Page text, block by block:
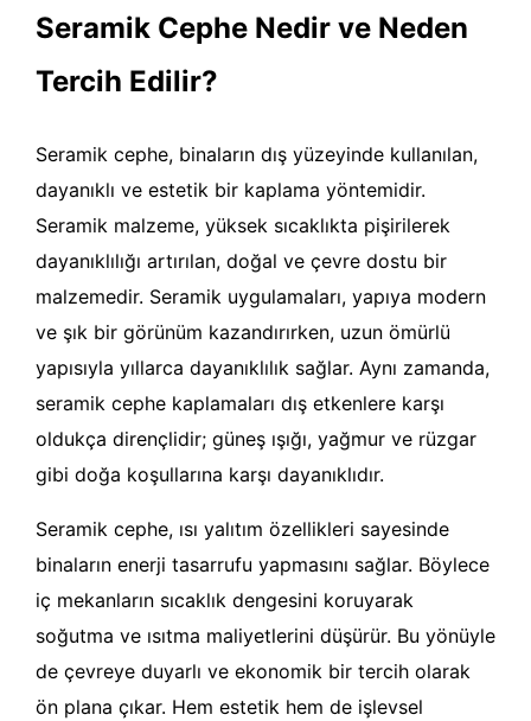
Seramik Cephe Nedir ve Neden
Tercih Edilir?
Seramik cephe, binaların dış yüzeyinde kullanılan,
dayanıklı ve estetik bir kaplama yöntemidir.
Seramik malzeme, yüksek sıcaklıkta pişirilerek
dayanıklılığı artırılan, doğal ve çevre dostu bir
malzemedir. Seramik uygulamaları, yapıya modern
ve şık bir görünüm kazandırırken, uzun ömürlü
yapısıyla yıllarca dayanıklılık sağlar. Aynı zamanda,
seramik cephe kaplamaları dış etkenlere karşı
oldukça dirençlidir; güneş ışığı, yağmur ve rüzgar
gibi doğa koşullarına karşı dayanıklıdır.
Seramik cephe, ısı yalıtım özellikleri sayesinde
binaların enerji tasarrufu yapmasını sağlar. Böylece
iç mekanların sıcaklık dengesini koruyarak
soğutma ve ısıtma maliyetlerini düşürür. Bu yönüyle
de çevreye duyarlı ve ekonomik bir tercih olarak
ön plana çıkar. Hem estetik hem de işlevsel